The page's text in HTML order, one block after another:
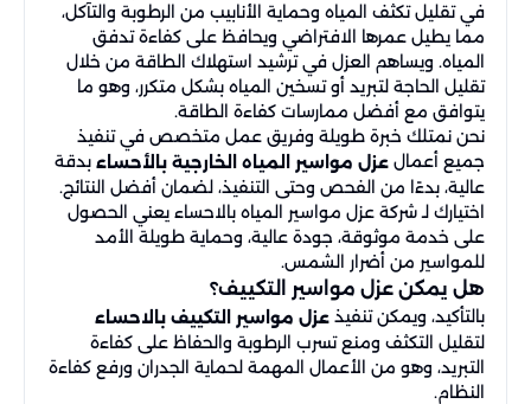
في تقليل تكثف المياه وحماية الأنابيب من الرطوبة والتآكل،
مما يطيل عمرها الافتراضي ويحافظ على كفاءة تدفق
المياه. ويساهم العزل في ترشيد استهلاك الطاقة من خلال
تقليل الحاجة لتبريد أو تسخين المياه بشكل متكرر، وهو ما
يتوافق مع أفضل ممارسات كفاءة الطاقة.
نحن نمتلك خبرة طويلة وفريق عمل متخصص في تنفيذ
جميع أعمال عزل مواسير المياه الخارجية بالأحساء بدقة
عالية، بدءًا من الفحص وحتى التنفيذ، لضمان أفضل النتائج.
اختيارك لـ شركة عزل مواسير المياه بالاحساء يعني الحصول
على خدمة موثوقة، جودة عالية، وحماية طويلة الأمد
للمواسير من أضرار الشمس.
هل يمكن عزل مواسير التكييف؟
بالتأكيد، ويمكن تنفيذ عزل مواسير التكييف بالاحساء
لتقليل التكثف ومنع تسرب الرطوبة والحفاظ على كفاءة
التبريد، وهو من الأعمال المهمة لحماية الجدران ورفع كفاءة
النظام.